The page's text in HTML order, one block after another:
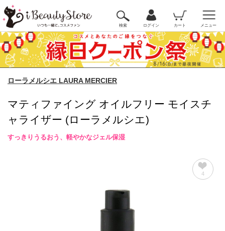
検索 ログイン カート メニュー
ローラメルシエ LAURA MERCIER
マティファイング オイルフリー モイスチ
ャライザー (ローラメルシエ)
すっきりうるおう、軽やかなジェル保湿
4